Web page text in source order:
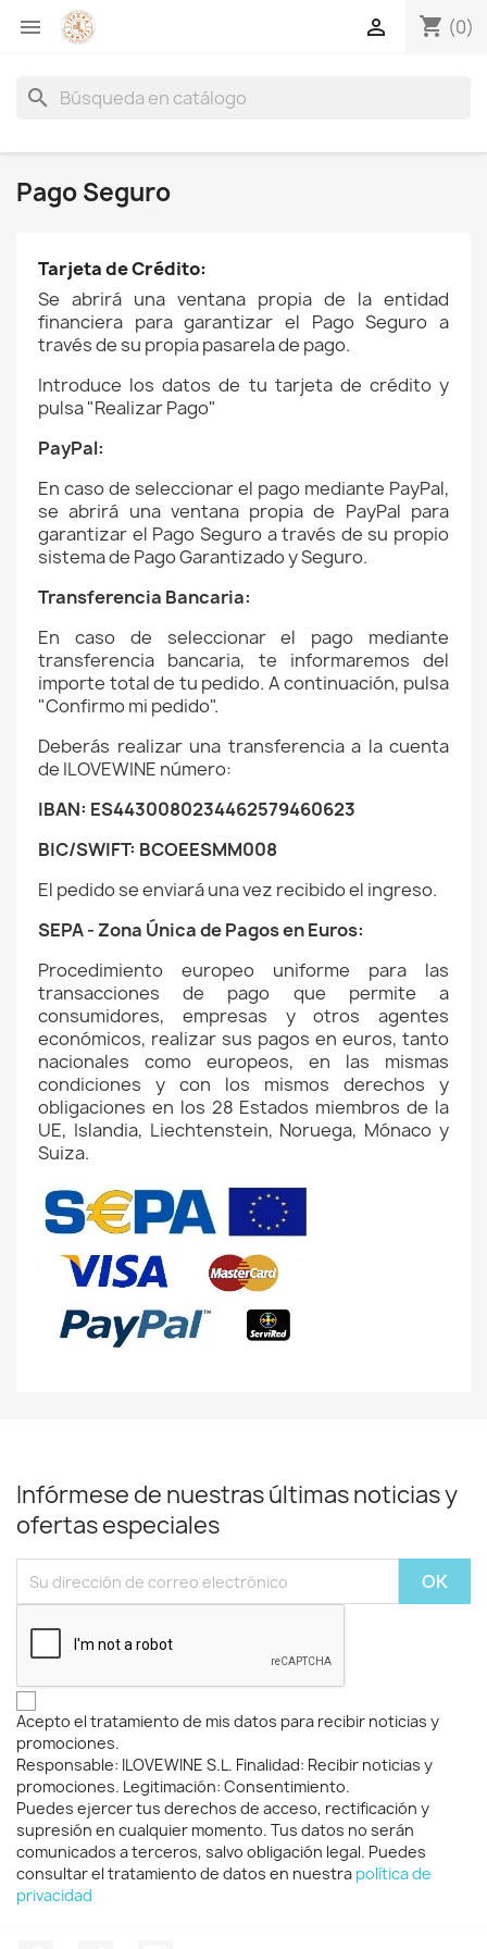
 shopping_cart (0)

search
Pago Seguro
Tarjeta de Crédito:
Se abrirá una ventana propia de la entidad
financiera para garantizar el Pago Seguro a
través de su propia pasarela de pago.
Introduce los datos de tu tarjeta de crédito y
pulsa "Realizar Pago"
PayPal:
En caso de seleccionar el pago mediante PayPal,
se abrirá una ventana propia de PayPal para
garantizar el Pago Seguro a través de su propio
sistema de Pago Garantizado y Seguro.
Transferencia Bancaria:
En caso de seleccionar el pago mediante
transferencia bancaria, te informaremos del
importe total de tu pedido. A continuación, pulsa
"Confirmo mi pedido".
Deberás realizar una transferencia a la cuenta
de ILOVEWINE número:
IBAN: ES4430080234462579460623
BIC/SWIFT: BCOEESMM008
El pedido se enviará una vez recibido el ingreso.
SEPA - Zona Única de Pagos en Euros:
Procedimiento europeo uniforme para las
transacciones de pago que permite a
consumidores, empresas y otros agentes
económicos, realizar sus pagos en euros, tanto
nacionales como europeos, en las mismas
condiciones y con los mismos derechos y
obligaciones en los 28 Estados miembros de la
UE, Islandia, Liechtenstein, Noruega, Mónaco y
Suiza.
Infórmese de nuestras últimas noticias y
ofertas especiales
Acepto el tratamiento de mis datos para recibir noticias y
promociones.
Responsable: ILOVEWINE S.L. Finalidad: Recibir noticias y
promociones. Legitimación: Consentimiento.
Puedes ejercer tus derechos de acceso, rectificación y
supresión en cualquier momento. Tus datos no serán
comunicados a terceros, salvo obligación legal. Puedes
consultar el tratamiento de datos en nuestra política de
privacidad